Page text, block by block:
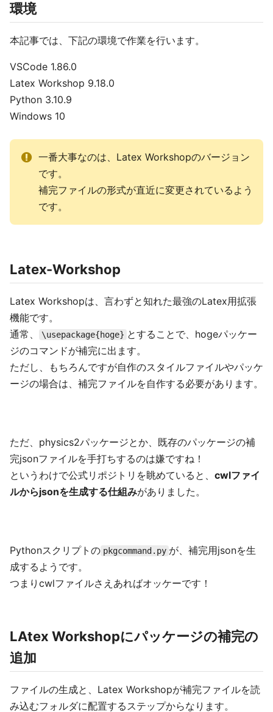
環境
本記事では、下記の環境で作業を行います。
VSCode 1.86.0
Latex Workshop 9.18.0
Python 3.10.9
Windows 10
一番大事なのは、Latex Workshopのバージョン
です。
補完ファイルの形式が直近に変更されているよう
です。
Latex-Workshop
Latex Workshopは、言わずと知れた最強のLatex用拡張
機能です。
通常、
\usepackage{hoge} とすることで、hogeパッケー
ジのコマンドが補完に出ます。
ただし、もちろんですが自作のスタイルファイルやパッケ
ージの場合は、補完ファイルを自作する必要があります。
ただ、physics2パッケージとか、既存のパッケージの補
完jsonファイルを手打ちするのは嫌ですね！
というわけで公式リポジトリを眺めていると、 cwlファイ
ルからjsonを生成する仕組みがありました。
Pythonスクリプトの pkgcommand.py が、補完用jsonを生
成するようです。
つまりcwlファイルさえあればオッケーです！
LAtex Workshopにパッケージの補完の
追加
ファイルの生成と、Latex Workshopが補完ファイルを読
み込むフォルダに配置するステップからなります。